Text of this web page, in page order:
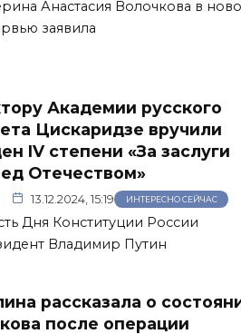
Анастасия Волочкова в
заявила
Академии русского
Цискаридзе вручили
IV степени «За заслуги
Отечеством»
13.12.2024, 15:19 ИНТЕРЕСНО СЕЙЧАС
Дня Конституции России
Владимир Путин
рассказала о
после операции